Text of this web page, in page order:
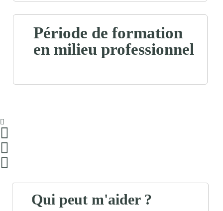
Période de formation
en milieu professionnel
Qui peut m'aider ?